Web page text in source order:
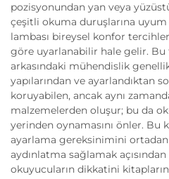
pozisyonundan yan veya
çeşitli okuma duruşlarına
lambası bireysel konfor
göre uyarlanabilir hale gelir.
arkasındaki mühendislik
yapılarından ve ayarlandıktan
koruyabilen, ancak aynı
malzemelerden oluşur; bu da
yerinden oynamasını önler. Bu
ayarlama gereksinimini ortadan
aydınlatma sağlamak
okuyucuların dikkatini